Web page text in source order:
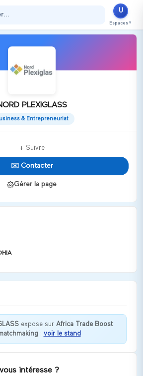
U
Espaces ▼
PLEXIGLASS
& Entrepreneuriat
+ Suivre
✉️ Contacter
Gérer la page
!
expose sur Africa Trade Boost
: voir le stand
intéresse ?